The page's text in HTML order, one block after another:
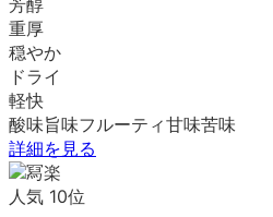
重厚
穏やか
ドライ
軽快
酸味旨味フルーティ甘味苦味
詳細を見る
人気 10位